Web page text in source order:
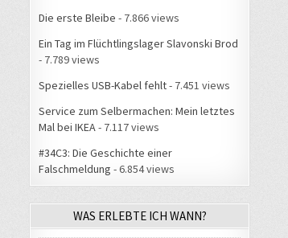
Die erste Bleibe - 7.866 views
Ein Tag im Flüchtlingslager Slavonski Brod
- 7.789 views
Spezielles USB-Kabel fehlt- 7.451 views
Service zum Selbermachen: Mein letztes
Mal bei IKEA - 7.117 views
#34C3: Die Geschichte einer
Falschmeldung - 6.854 views
WAS ERLEBTE ICH WANN?